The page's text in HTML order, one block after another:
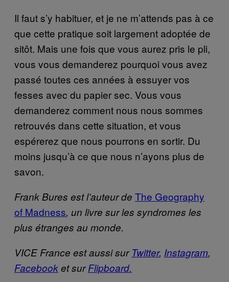
Il faut s’y habituer, et je ne m’attends pas à ce
que cette pratique soit largement adoptée de
sitôt. Mais une fois que vous aurez pris le pli,
vous vous demanderez pourquoi vous avez
passé toutes ces années à essuyer vos
fesses avec du papier sec. Vous vous
demanderez comment nous nous sommes
retrouvés dans cette situation, et vous
espérerez que nous pourrons en sortir. Du
moins jusqu’à ce que nous n’ayons plus de
savon.
Frank Bures est l’auteur de The Geography
of Madness, un livre sur les syndromes les
plus étranges au monde.
VICE France est aussi surTwitter, Instagram,
Facebooket surFlipboard.